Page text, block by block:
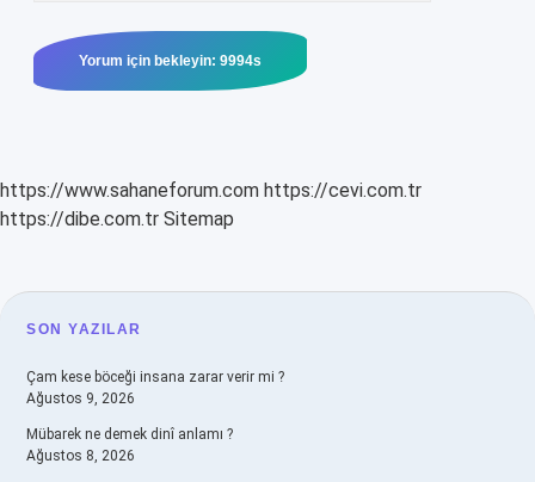
https://www.sahaneforum.com https://cevi.com.tr
https://dibe.com.tr Sitemap
SIDEBAR
SON YAZILAR
Çam kese böceği insana zarar verir mi ?
Ağustos 9, 2026
Mübarek ne demek dinî anlamı ?
Ağustos 8, 2026